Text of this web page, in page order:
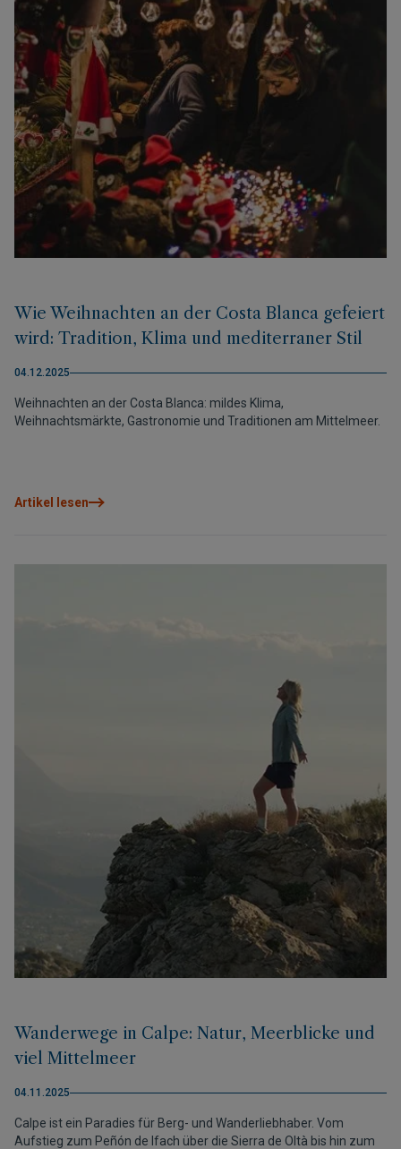
Wie Weihnachten an der Costa Blanca gefeiert
wird: Tradition, Klima und mediterraner Stil
04.12.2025
Weihnachten an der Costa Blanca: mildes Klima,
Weihnachtsmärkte, Gastronomie und Traditionen am Mittelmeer.
Artikel lesen
Wanderwege in Calpe: Natur, Meerblicke und
viel Mittelmeer
04.11.2025
Calpe ist ein Paradies für Berg- und Wanderliebhaber. Vom
Aufstieg zum Peñón de Ifach über die Sierra de Oltà bis hin zum